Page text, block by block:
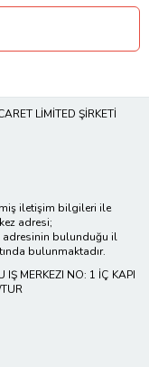
LİMİTED ŞİRKETİ
iletişim bilgileri ile
adresi;
adresinin bulunduğu il
bulunmaktadır.
MERKEZI NO: 1 İÇ KAPI